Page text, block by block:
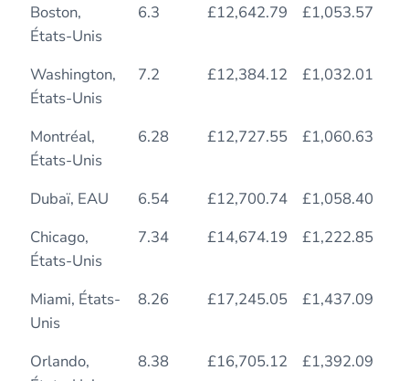
Boston,
États-Unis
6.3 £12,642.79 £1,053.57
Washington,
États-Unis
7.2 £12,384.12 £1,032.01
Montréal,
États-Unis
6.28 £12,727.55 £1,060.63
Dubaï, EAU 6.54 £12,700.74 £1,058.40
Chicago,
États-Unis
7.34 £14,674.19 £1,222.85
Miami, États-
Unis
8.26 £17,245.05 £1,437.09
Orlando,
8.38 £16,705.12 £1,392.09